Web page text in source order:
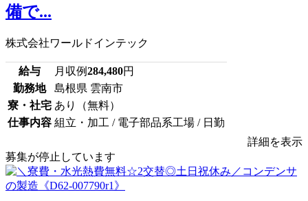
備で...
株式会社ワールドインテック
給与 月収例284,480円
勤務地
島根県 雲南市
寮・社宅 あり（無料）
仕事内容 組立・加工 / 電子部品系工場 / 日勤
詳細を表示
募集が停止しています